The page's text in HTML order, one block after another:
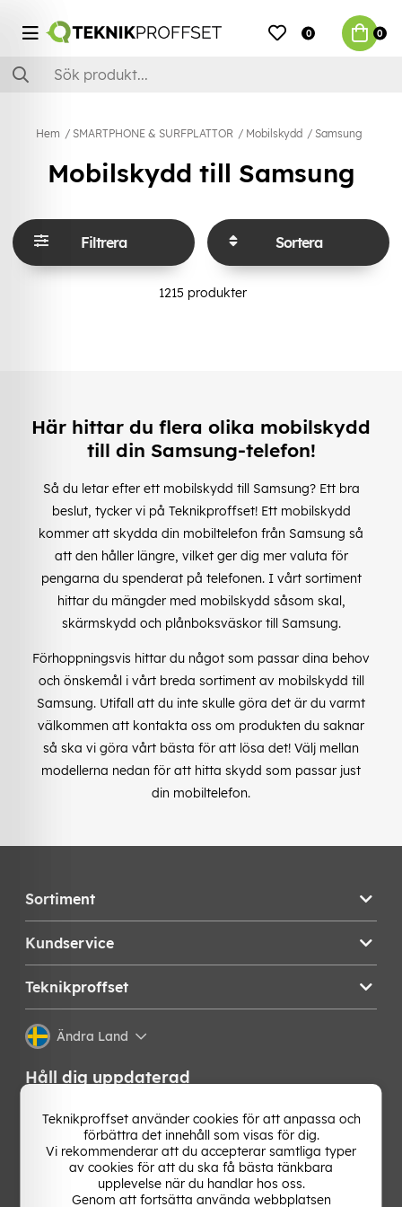
0 0
Hem SMARTPHONE & SURFPLATTOR Mobilskydd Samsung
Mobilskydd till Samsung
Filtrera Sortera
1215 produkter
Här hittar du flera olika mobilskydd
till din Samsung-telefon!
Så du letar efter ett mobilskydd till Samsung? Ett bra
beslut, tycker vi på Teknikproffset! Ett mobilskydd
kommer att skydda din mobiltelefon från Samsung så
att den håller längre, vilket ger dig mer valuta för
pengarna du spenderat på telefonen. I vårt sortiment
hittar du mängder med mobilskydd såsom skal,
skärmskydd och plånboksväskor till Samsung.
Förhoppningsvis hittar du något som passar dina behov
och önskemål i vårt breda sortiment av mobilskydd till
Samsung. Utifall att du inte skulle göra det är du varmt
välkommen att kontakta oss om produkten du saknar
så ska vi göra vårt bästa för att lösa det! Välj mellan
modellerna nedan för att hitta skydd som passar just
din mobiltelefon.
Sortiment
Kundservice
Teknikproffset
Ändra Land
Håll dig uppdaterad
Få de senaste nyheterna, hetaste erbjudandena och
bästa tipsen från oss direkt i din mejlkorg. Signa upp på
vårt nyhetsbrev!
Teknikproffset använder cookies för att anpassa och
förbättra det innehåll som visas för dig.
Vi rekommenderar att du accepterar samtliga typer
av cookies för att du ska få bästa tänkbara
upplevelse när du handlar hos oss.
Genom att fortsätta använda webbplatsen